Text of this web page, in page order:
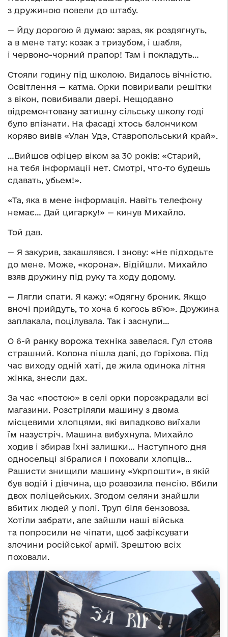
з дружиною повели до штабу.
— Йду дорогою й думаю: зараз, як роздягнуть,
а в мене тату: козак з тризубом, і шабля,
і червоно-чорний прапор! Там і покладуть…
Стояли годину під школою. Видалось вічністю.
Освітлення — катма. Орки повиривали решітки
з вікон, повибивали двері. Нещодавно
відремонтовану затишну сільську школу годі
було впізнати. На фасаді хтось балончиком
коряво вивів «Улан Удэ, Cтавропольський край».
…Вийшов офіцер віком за 30 років: «Старий,
на тєбя інформаціі нет. Смотрі, что-то будешь
сдавать, убьем!».
«Та, яка в мене інформація. Навіть телефону
немає… Дай цигарку!» — кинув Михайло.
Той дав.
— Я закурив, закашлявся. І знову: «Не підходьте
до мене. Може, «корона». Відійшли. Михайло
взяв дружину під руку та ходу додому.
— Лягли спати. Я кажу: «Одягну броник. Якщо
вночі прийдуть, то хоча б когось вб’ю». Дружина
заплакала, поцілувала. Так і заснули…
О 6-й ранку ворожа техніка завелася. Гул стояв
страшний. Колона пішла далі, до Горіхова. Під
час виходу одній хаті, де жила одинока літня
жінка, знесли дах.
За час «постою» в селі орки порозкрадали всі
магазини. Розстріляли машину з двома
місцевими хлопцями, які випадково виїхали
їм назустріч. Машина вибухнула. Михайло
ходив і збирав їхні залишки… Наступного дня
односельці зібралися і поховали хлопців…
Рашисти знищили машину «Укрпошти», в якій
був водій і дівчина, що розвозила пенсію. Вбили
двох поліцейських. Згодом селяни знайшли
вбитих людей у полі. Труп біля бензовоза.
Хотіли забрати, але зайшли наші війська
та попросили не чіпати, щоб зафіксувати
злочини російської армії. Зрештою всіх
поховали.